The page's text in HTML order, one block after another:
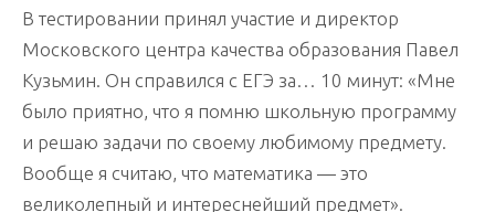
В тестировании принял участие и директор
Московского центра качества образования Павел
Кузьмин. Он справился с ЕГЭ за… 10 минут: «Мне
было приятно, что я помню школьную программу
и решаю задачи по своему любимому предмету.
Вообще я считаю, что математика — это
великолепный и интереснейший предмет».